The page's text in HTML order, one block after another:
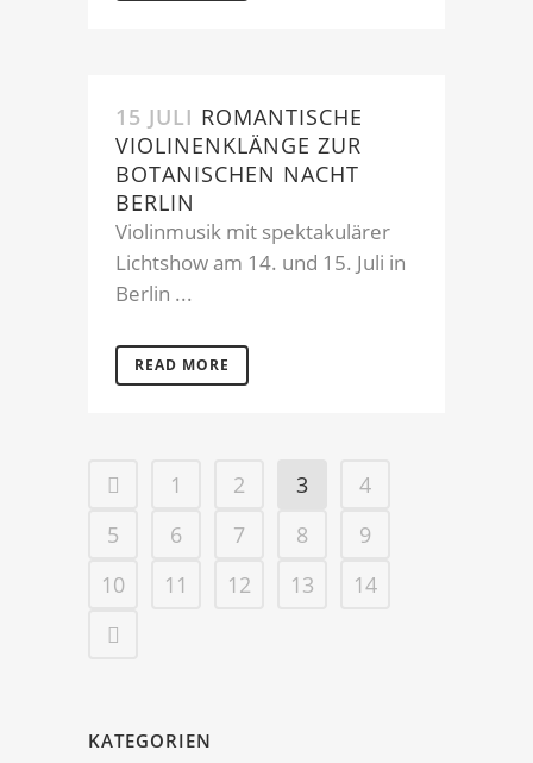
15 JULI ROMANTISCHE
VIOLINENKLÄNGE ZUR
BOTANISCHEN NACHT
BERLIN
Violinmusik mit spektakulärer
Lichtshow am 14. und 15. Juli in
Berlin ...
READ MORE
1 2 3
4
5
6 7 8
9
10
11 12 13 14
KATEGORIEN